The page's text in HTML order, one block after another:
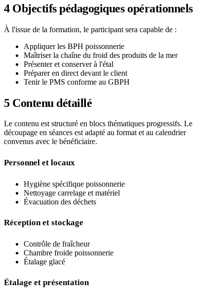
4Objectifs pédagogiques opérationnels
À l'issue de la formation, le participant sera capable de :
Appliquer les BPH poissonnerie
Maîtriser la chaîne du froid des produits de la mer
Présenter et conserver à l'étal
Préparer en direct devant le client
Tenir le PMS conforme au GBPH
5Contenu détaillé
Le contenu est structuré en blocs thématiques progressifs. Le
découpage en séances est adapté au format et au calendrier
convenus avec le bénéficiaire.
Personnel et locaux
Hygiène spécifique poissonnerie
Nettoyage carrelage et matériel
Évacuation des déchets
Réception et stockage
Contrôle de fraîcheur
Chambre froide poissonnerie
Étalage glacé
Étalage et présentation